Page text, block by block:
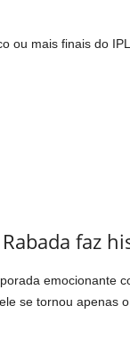
ou mais finais do
faz
emocionante
se tornou apenas